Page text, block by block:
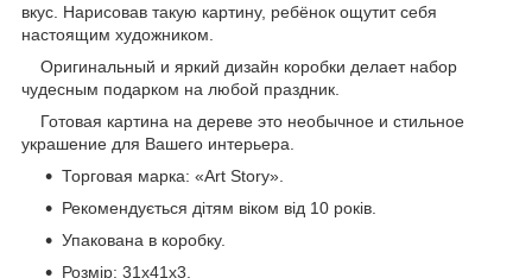
вкус. Нарисовав такую картину, ребёнок ощутит себя
настоящим художником.
Оригинальный и яркий дизайн коробки делает набор
чудесным подарком на любой праздник.
Готовая картина на дереве это необычное и стильное
украшение для Вашего интерьера.
Торговая марка: «Art Story».
Рекомендується дітям віком від 10 років.
Упакована в коробку.
Розмір: 31х41х3.